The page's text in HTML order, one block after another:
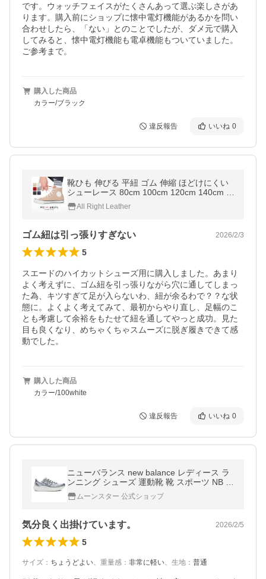
です。ウォッチフェイスがたくさんあって選ぶ楽しさがあ
ります。購入前にショップに懐中電灯機能があるかを問い
合わせしたら、「ない」とのことでしたが、ダメ元で購入
してみると、懐中電灯機能も電卓機能もついていました。
ご参考まで。
購入した商品
カラー/ブラック
違反報告 いいね 0
靴ひも 伸びる 平紐 ゴム 伸縮 ほどけにくい
シューレース 80cm 100cm 120cm 140cm ス
ニーカー ローカット ハイカット 2本セット
1足分 HIGH FIVE ブランド
All Right Leather
ゴム紐は引っ張りすぎない 2026/2/3
5
スエードのハイカットシューズ用に購入しました。あまり
よく考えずに、ゴム紐を引っ張りながら穴に通してしまっ
た為、キツすぎて足が入らないわ、紐が余るわで？？な状
態に。よくよく考えてみて、最初からやり直し、足幅のこ
とも考慮して余裕をもたせて紐を通してやっと成功。見た
目も良くなり、めちゃくちゃスムーズに脱ぎ履きできて感
動でした。
購入した商品
カラー/100white
違反報告 いいね 0
ニューバランス new balance レディース ラ
ンニング シューズ 運動靴 靴 スポーツ NB W
ARIS TS4 D フレッシュフォーム アリシ シ
ルバー [セール] セ再11月1日
ムーンスター 公式ショップ
気分良く出掛けています。 2026/2/5
5
サイズ ： ちょうどよい、 重量感 ： 非常に軽い、 生地 ： 普通